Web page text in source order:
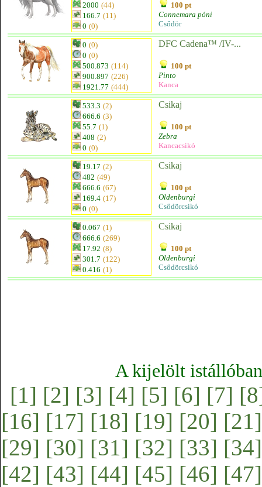
2000 (44)
166.7 (11)
0 (0)
100 pt
Connemara póni
Csődör
0 (0)
0 (0)
500.873 (114)
900.897 (226)
1921.77 (444)
DFC Cadena™ /IV-...
100 pt
Pinto
Kanca
533.3 (2)
666.6 (3)
55.7 (1)
408 (2)
0 (0)
Csikaj
100 pt
Zebra
Kancacsikó
19.17 (2)
482 (49)
666.6 (67)
169.4 (17)
0 (0)
Csikaj
100 pt
Oldenburgi
Csődörcsikó
0.067 (1)
666.6 (269)
17.92 (8)
301.7 (122)
0.416 (1)
Csikaj
100 pt
Oldenburgi
Csődörcsikó
A kijelölt
[1] [2] [3] [4] [5] [6] [7]
[16] [17] [18] [19] [20] [21]
[29] [30] [31] [32] [33] [34]
[42] [43] [44] [45] [46] [47]